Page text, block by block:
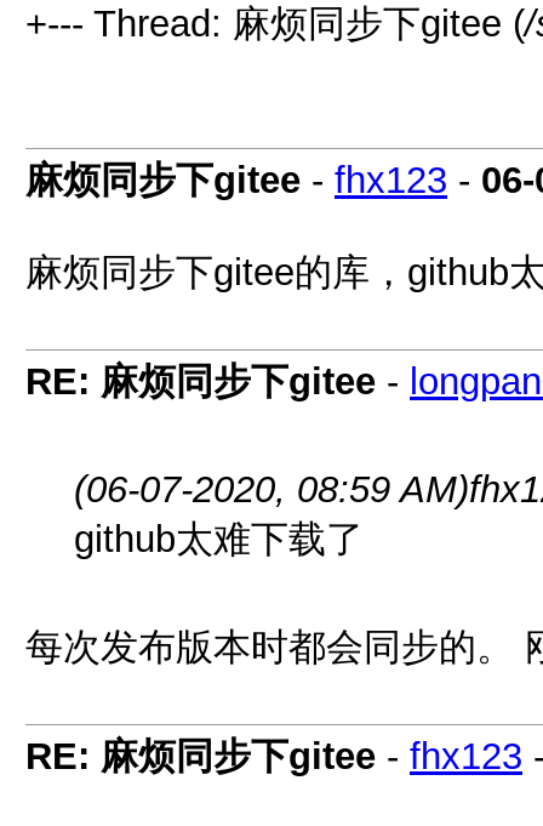
+--- Thread: 麻烦同步下gitee (/
麻烦同步下gitee - fhx123 -
麻烦同步下gitee的库，github
RE: 麻烦同步下gitee -
(06-07-2020, 08:59 AM)
github太难下载了
每次发布版本时都会同步的。
RE: 麻烦同步下gitee - fhx123